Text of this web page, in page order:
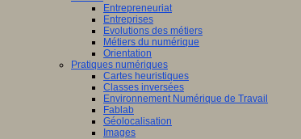
Entrepreneuriat
Entreprises
Evolutions des métiers
Métiers du numérique
Orientation
Pratiques numériques
Cartes heuristiques
Classes inversées
Environnement Numérique de Travail
Fablab
Géolocalisation
Images